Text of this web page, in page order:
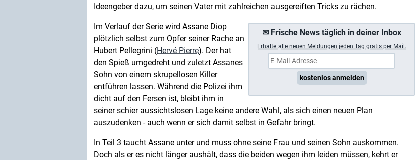
Ideengeber dazu, um seinen Vater mit zahlreichen ausgereiften Tricks zu rächen.
✉ Frische News täglich in deiner Inbox
Erhalte a lle neuen Meldungen jeden Tag gratis per Mail.
kostenlos anmelden
Im Verlauf der Serie wird Assane Diop
plötzlich selbst zum Opfer seiner Rache an
Hubert Pellegrini (Hervé Pierre). Der hat
den Spieß umgedreht und zuletzt Assanes
Sohn von einem skrupellosen Killer
entführen lassen. Während die Polizei ihm
dicht auf den Fersen ist, bleibt ihm in
seiner schier aussichtslosen Lage keine andere Wahl, als sich einen neuen Plan
auszudenken - auch wenn er sich damit selbst in Gefahr bringt.
In Teil 3 taucht Assane unter und muss ohne seine Frau und seinen Sohn auskommen.
Doch als er es nicht länger aushält, dass die beiden wegen ihm leiden müssen, kehrt er